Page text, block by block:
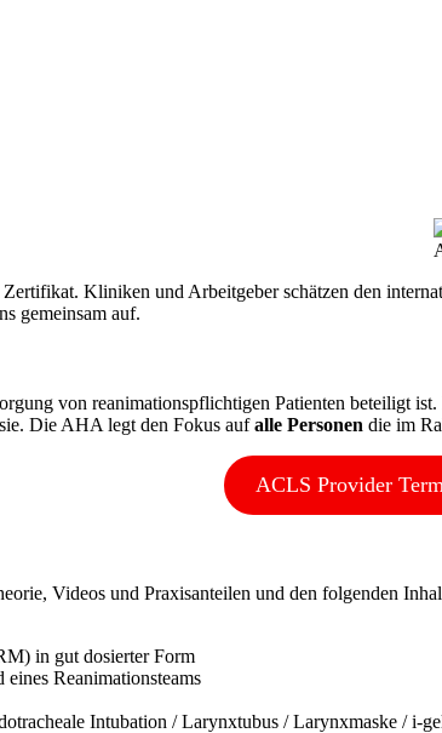
Kliniken und Arbeitgeber schätzen den
gemeinsam auf.
von reanimationspflichtigen Patienten beteiligt
Die AHA legt den Fokus aufalle Personen die im
ACLS Provider
Videos und Praxisanteilen und den folgenden
in gut dosierter Form
Reanimationsteams
Intubation / Larynxtubus / Larynxmaske / i-